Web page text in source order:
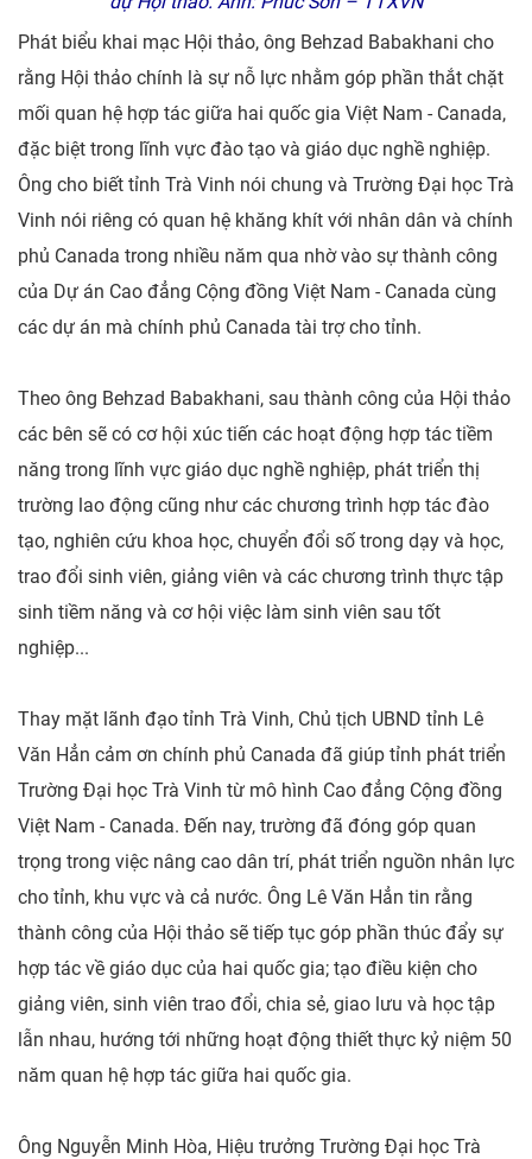
Phát biểu khai mạc Hội thảo, ông Behzad Babakhani cho
rằng Hội thảo chính là sự nỗ lực nhằm góp phần thắt chặt
mối quan hệ hợp tác giữa hai quốc gia Việt Nam - Canada,
đặc biệt trong lĩnh vực đào tạo và giáo dục nghề nghiệp.
Ông cho biết tỉnh Trà Vinh nói chung và Trường Đại học Trà
Vinh nói riêng có quan hệ khăng khít với nhân dân và chính
phủ Canada trong nhiều năm qua nhờ vào sự thành công
của Dự án Cao đẳng Cộng đồng Việt Nam - Canada cùng
các dự án mà chính phủ Canada tài trợ cho tỉnh.
Theo ông Behzad Babakhani, sau thành công của Hội thảo
các bên sẽ có cơ hội xúc tiến các hoạt động hợp tác tiềm
năng trong lĩnh vực giáo dục nghề nghiệp, phát triển thị
trường lao động cũng như các chương trình hợp tác đào
tạo, nghiên cứu khoa học, chuyển đổi số trong dạy và học,
trao đổi sinh viên, giảng viên và các chương trình thực tập
sinh tiềm năng và cơ hội việc làm sinh viên sau tốt
nghiệp...
Thay mặt lãnh đạo tỉnh Trà Vinh, Chủ tịch UBND tỉnh Lê
Văn Hẳn cảm ơn chính phủ Canada đã giúp tỉnh phát triển
Trường Đại học Trà Vinh từ mô hình Cao đẳng Cộng đồng
Việt Nam - Canada. Đến nay, trường đã đóng góp quan
trọng trong việc nâng cao dân trí, phát triển nguồn nhân lực
cho tỉnh, khu vực và cả nước. Ông Lê Văn Hẳn tin rằng
thành công của Hội thảo sẽ tiếp tục góp phần thúc đẩy sự
hợp tác về giáo dục của hai quốc gia; tạo điều kiện cho
giảng viên, sinh viên trao đổi, chia sẻ, giao lưu và học tập
lẫn nhau, hướng tới những hoạt động thiết thực kỷ niệm 50
năm quan hệ hợp tác giữa hai quốc gia.
Ông Nguyễn Minh Hòa, Hiệu trưởng Trường Đại học Trà